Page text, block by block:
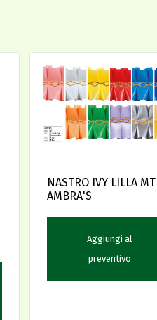
NASTRO IVY LILLA MT
AMBRA'S
Aggiungi al
preventivo